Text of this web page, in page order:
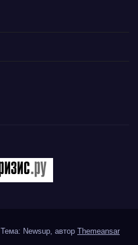
Тема: Newsup, автор Themeansar